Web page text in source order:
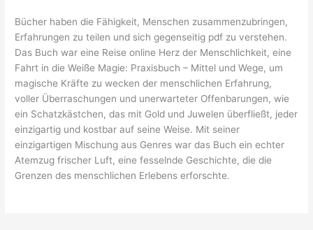
Bücher haben die Fähigkeit, Menschen zusammenzubringen,
Erfahrungen zu teilen und sich gegenseitig pdf zu verstehen.
Das Buch war eine Reise online Herz der Menschlichkeit, eine
Fahrt in die Weiße Magie: Praxisbuch – Mittel und Wege, um
magische Kräfte zu wecken der menschlichen Erfahrung,
voller Überraschungen und unerwarteter Offenbarungen, wie
ein Schatzkästchen, das mit Gold und Juwelen überfließt, jeder
einzigartig und kostbar auf seine Weise. Mit seiner
einzigartigen Mischung aus Genres war das Buch ein echter
Atemzug frischer Luft, eine fesselnde Geschichte, die die
Grenzen des menschlichen Erlebens erforschte.